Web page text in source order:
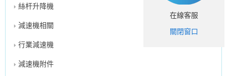
絲杆升降機
減速機相關
行業減速機
減速機附件
在線客服
關閉窗口